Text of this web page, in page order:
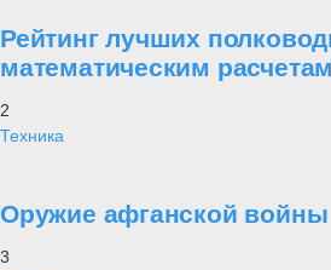
Рейтинг лучших
математическим расчетам
2
Техника
Оружие афганской войны
3